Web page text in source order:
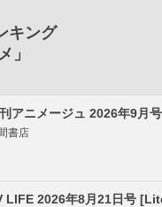
キング
」
アニメージュ 2026年9月号
書店
LIFE 2026年8月21日号